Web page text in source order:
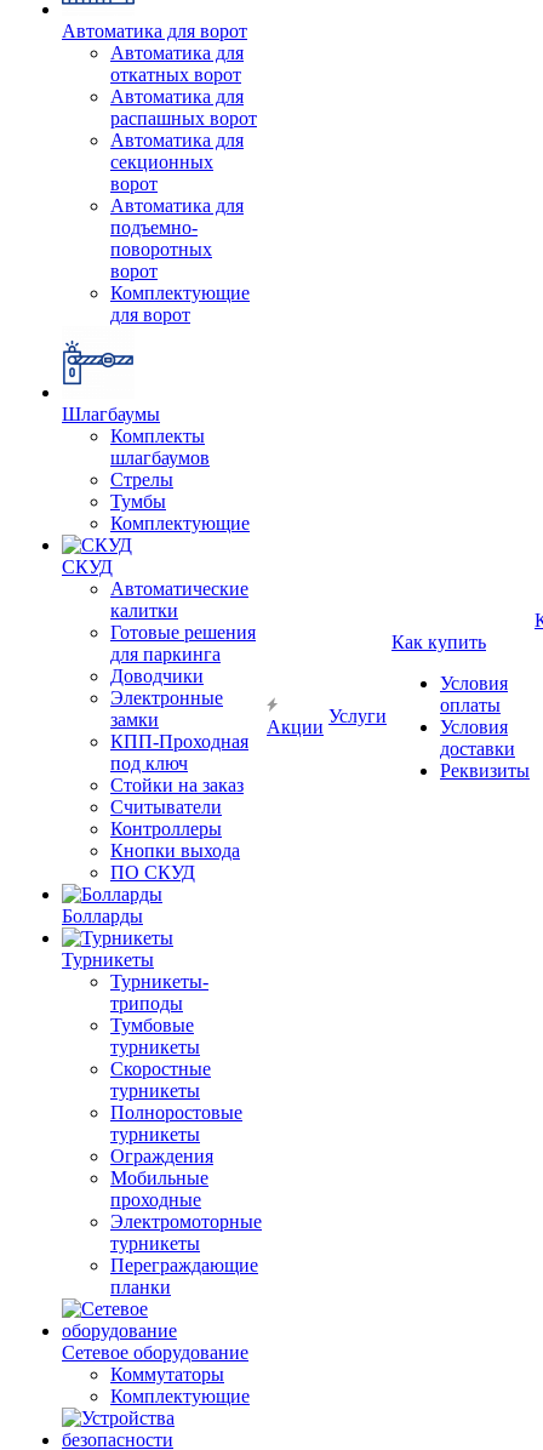
Автоматика для ворот
Автоматика для
откатных ворот
Автоматика для
распашных ворот
Автоматика для
секционных
ворот
Автоматика для
подъемно-
поворотных
ворот
Комплектующие
для ворот
Шлагбаумы
Комплекты
шлагбаумов
Стрелы
Тумбы
Комплектующие
СКУД
Автоматические
калитки
Готовые решения
для паркинга
Доводчики
Электронные
замки
КПП-Проходная
под ключ
Стойки на заказ
Считыватели
Контроллеры
Кнопки выхода
ПО СКУД
Болларды
Турникеты
Турникеты-
триподы
Тумбовые
турникеты
Скоростные
турникеты
Полноростовые
турникеты
Ограждения
Мобильные
проходные
Электромоторные
турникеты
Переграждающие
планки
Сетевое оборудование
Коммутаторы
Комплектующие
Акции
Услуги
Как купить
Условия
оплаты
Условия
доставки
Реквизиты